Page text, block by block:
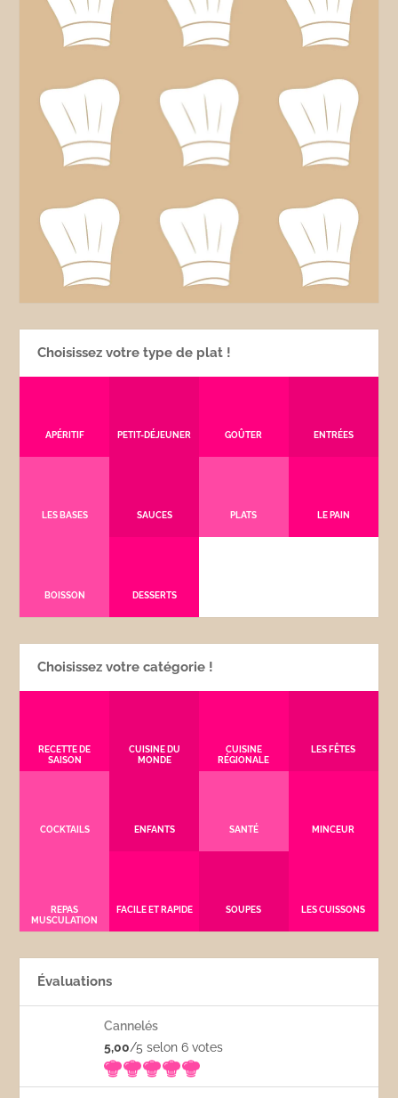
Choisissez votre type de plat !
APÉRITIF PETIT-DÉJEUNER GOÛTER ENTRÉES
LES BASES SAUCES PLATS LE PAIN
BOISSON DESSERTS
Choisissez votre catégorie !
RECETTE DE
SAISON
CUISINE DU
MONDE
CUISINE
RÉGIONALE
LES FÊTES
COCKTAILS ENFANTS SANTÉ MINCEUR
REPAS
MUSCULATION
FACILE ET RAPIDE SOUPES LES CUISSONS
Évaluations
Cannelés
5,00/5 selon 6votes